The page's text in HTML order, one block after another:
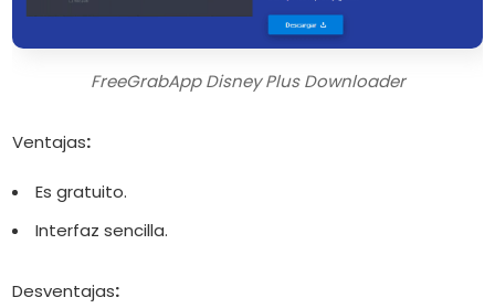
FreeGrabApp Disney Plus Downloader
Ventajas:
Es gratuito.
Interfaz sencilla.
Desventajas: